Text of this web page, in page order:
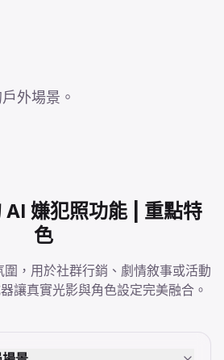
外場景。
AI 嫌犯照功能 | 重點特
色
，用於社群行銷、劇情敘事或活動
讓真實光影與角色設定完美融合。